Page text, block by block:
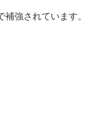
強されています。